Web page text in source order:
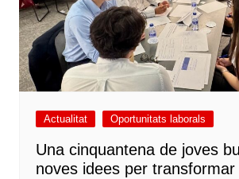
Actualitat Oportunitats laborals
Una cinquantena de joves
noves idees per